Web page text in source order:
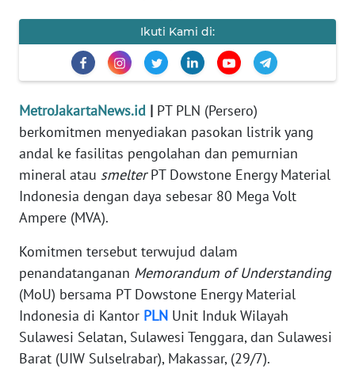
Ikuti Kami di:
MetroJakartaNews.id | PT PLN (Persero)
berkomitmen menyediakan pasokan listrik yang
andal ke fasilitas pengolahan dan pemurnian
mineral atau smelterPT Dowstone Energy Material
Indonesia dengan daya sebesar 80 Mega Volt
Ampere (MVA).
Komitmen tersebut terwujud dalam
penandatanganan Memorandum of Understanding
(MoU) bersama PT Dowstone Energy Material
Indonesia di Kantor PLN Unit Induk Wilayah
Sulawesi Selatan, Sulawesi Tenggara, dan Sulawesi
Barat (UIW Sulselrabar), Makassar, (29/7).
TENTANG
PEDOMAN
MEDIA
SIBER
REDAKSI
KARIR
DISCLAIMER
Wahana
News
Regional